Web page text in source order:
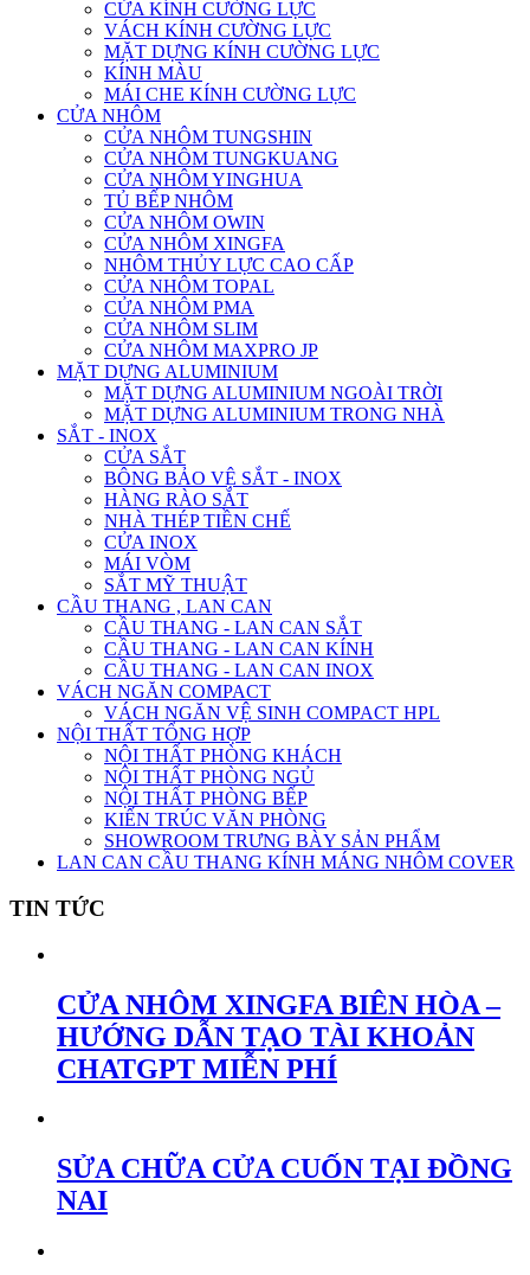
CỬA KÍNH CƯỜNG LỰC
VÁCH KÍNH CƯỜNG LỰC
MẶT DỰNG KÍNH CƯỜNG LỰC
KÍNH MÀU
MÁI CHE KÍNH CƯỜNG LỰC
CỬA NHÔM
CỬA NHÔM TUNGSHIN
CỬA NHÔM TUNGKUANG
CỬA NHÔM YINGHUA
TỦ BẾP NHÔM
CỬA NHÔM OWIN
CỬA NHÔM XINGFA
NHÔM THỦY LỰC CAO CẤP
CỬA NHÔM TOPAL
CỬA NHÔM PMA
CỬA NHÔM SLIM
CỬA NHÔM MAXPRO JP
MẶT DỰNG ALUMINIUM
MẶT DỰNG ALUMINIUM NGOÀI TRỜI
MẶT DỰNG ALUMINIUM TRONG NHÀ
SẮT - INOX
CỬA SẮT
BÔNG BẢO VỆ SẮT - INOX
HÀNG RÀO SẮT
NHÀ THÉP TIỀN CHẾ
CỬA INOX
MÁI VÒM
SẮT MỸ THUẬT
CẦU THANG , LAN CAN
CẦU THANG - LAN CAN SẮT
CẦU THANG - LAN CAN KÍNH
CẦU THANG - LAN CAN INOX
VÁCH NGĂN COMPACT
VÁCH NGĂN VỆ SINH COMPACT HPL
NỘI THẤT TỔNG HỢP
NỘI THẤT PHÒNG KHÁCH
NỘI THẤT PHÒNG NGỦ
NỘI THẤT PHÒNG BẾP
KIẾN TRÚC VĂN PHÒNG
SHOWROOM TRƯNG BÀY SẢN PHẨM
LAN CAN CẦU THANG KÍNH MÁNG NHÔM COVER
TIN TỨC
CỬA NHÔM XINGFA BIÊN HÒA –
HƯỚNG DẪN TẠO TÀI KHOẢN
CHATGPT MIỄN PHÍ
SỬA CHỮA CỬA CUỐN TẠI ĐỒNG
NAI